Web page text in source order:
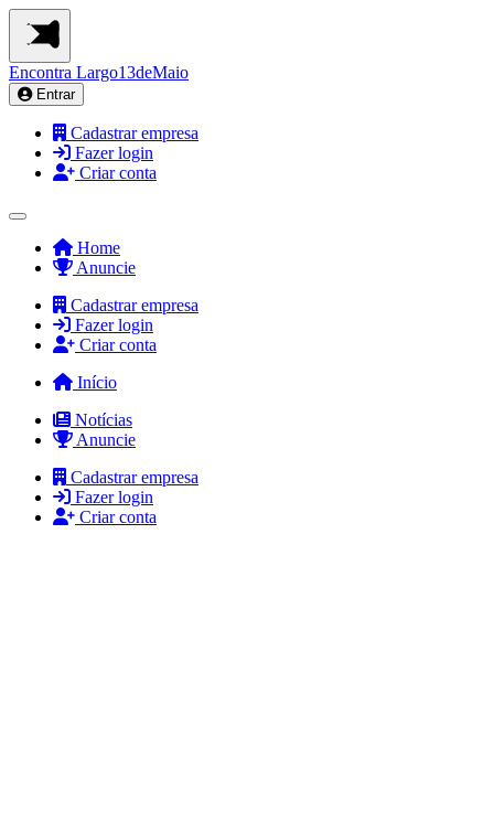
Encontra Largo13deMaio
Entrar
Cadastrar empresa
Fazer login
Criar conta
Home
Anuncie
Cadastrar empresa
Fazer login
Criar conta
Início
Notícias
Anuncie
Cadastrar empresa
Fazer login
Criar conta